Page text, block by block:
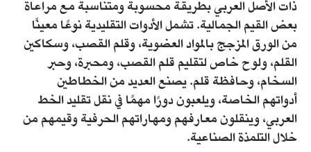
ذات الأصل العربي بطريقة محسوبة ومتناسبة مع مراعاة
بعض القيم الجمالية. تشمل الأدوات التقليدية نوعًا معينًا
من الورق المزجج بالمواد العضوية، وقلم القصب، وسكاكين
القلم، ولوح خاص لتقليم قلم القصب، ومحبرة، وحبر
السخام، وحافظة قلم. يصنع العديد من الخطاطين
أدواتهم الخاصة، ويلعبون دورًا مهمًا في نقل تقليد الخط
العربي، وينقلون معارفهم ومهاراتهم الحرفية وقيمهم من
خلال التلمذة الصناعية.